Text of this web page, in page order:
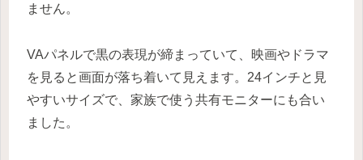
ません。
VAパネルで黒の表現が締まっていて、映画やドラマ
を見ると画面が落ち着いて見えます。24インチと見
やすいサイズで、家族で使う共有モニターにも合い
ました。